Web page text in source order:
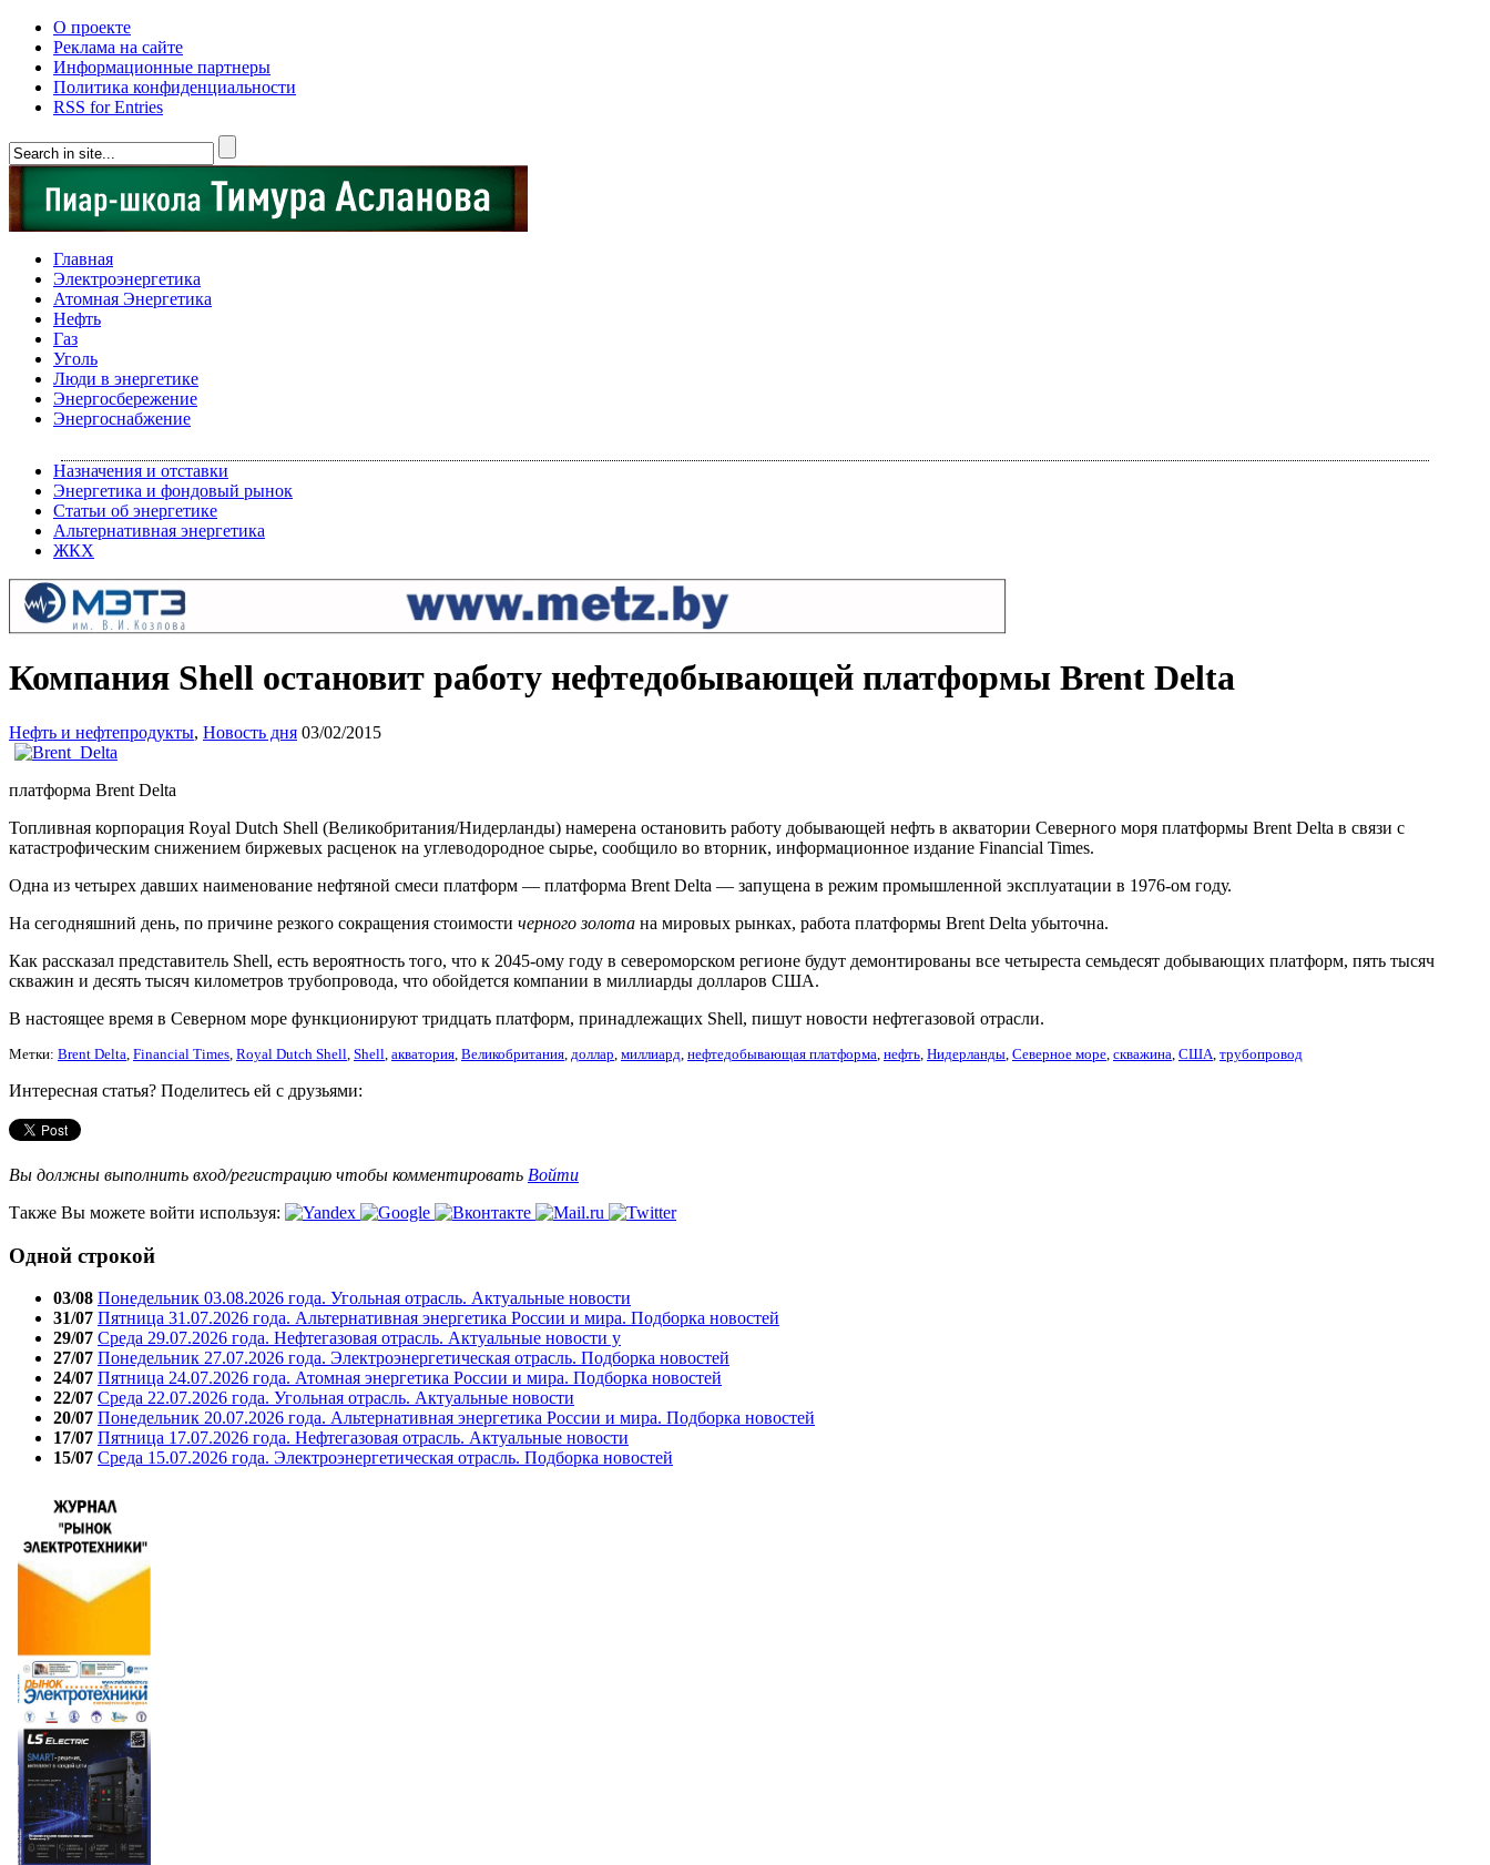
О проекте
Реклама на сайте
Информационные партнеры
Политика конфиденциальности
RSS for Entries
Главная
Электроэнергетика
Атомная Энергетика
Нефть
Газ
Уголь
Люди в энергетике
Энергосбережение
Энергоснабжение
Назначения и отставки
Энергетика и фондовый рынок
Статьи об энергетике
Альтернативная энергетика
ЖКХ
Компания Shell остановит работу нефтедобывающей платформы Brent Delta
Нефть и нефтепродукты, Новость дня 03/02/2015
платформа Brent Delta
Топливная корпорация Royal Dutch Shell (Великобритания/Нидерланды) намерена остановить работу добывающей нефть в акватории Северного моря платформы Brent Delta в связи с
катастрофическим снижением биржевых расценок на углеводородное сырье, сообщило во вторник, информационное издание Financial Times.
Одна из четырех давших наименование нефтяной смеси платформ — платформа Brent Delta — запущена в режим промышленной эксплуатации в 1976-ом году.
На сегодняшний день, по причине резкого сокращения стоимости черного золота на мировых рынках, работа платформы Brent Delta убыточна.
Как рассказал представитель Shell, есть вероятность того, что к 2045-ому году в североморском регионе будут демонтированы все четыреста семьдесят добывающих платформ, пять тысяч
скважин и десять тысяч километров трубопровода, что обойдется компании в миллиарды долларов США.
В настоящее время в Северном море функционируют тридцать платформ, принадлежащих Shell, пишут новости нефтегазовой отрасли.
Метки: Brent Delta, Financial Times, Royal Dutch Shell, Shell, акватория, Великобритания, доллар, миллиард, нефтедобывающая платформа, нефть, Нидерланды, Северное море, скважина, США, трубопровод
Интересная статья? Поделитесь ей с друзьями:
Вы должны выполнить вход/регистрацию чтобы комментировать Войти
Также Вы можете войти используя:
Одной строкой
03/08 Понедельник 03.08.2026 года. Угольная отрасль. Актуальные новости
31/07 Пятница 31.07.2026 года. Альтернативная энергетика России и мира. Подборка новостей
29/07 Среда 29.07.2026 года. Нефтегазовая отрасль. Актуальные новости у
27/07 Понедельник 27.07.2026 года. Электроэнергетическая отрасль. Подборка новостей
24/07 Пятница 24.07.2026 года. Атомная энергетика России и мира. Подборка новостей
22/07 Среда 22.07.2026 года. Угольная отрасль. Актуальные новости
20/07 Понедельник 20.07.2026 года. Альтернативная энергетика России и мира. Подборка новостей
17/07 Пятница 17.07.2026 года. Нефтегазовая отрасль. Актуальные новости
15/07 Среда 15.07.2026 года. Электроэнергетическая отрасль. Подборка новостей